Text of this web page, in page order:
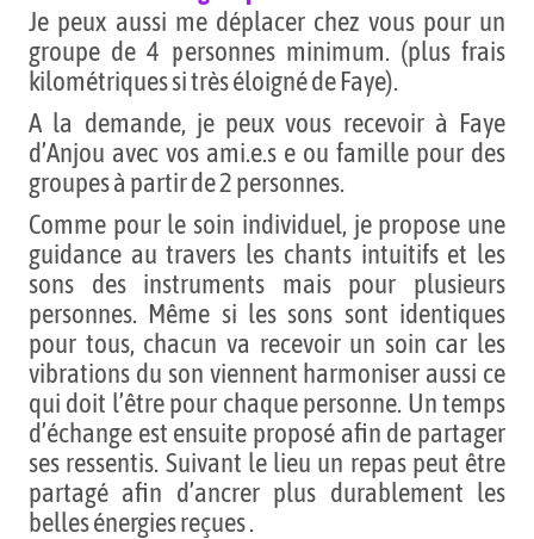
Je peux aussi me déplacer chez vous pour un
groupe de 4 personnes minimum. (plus frais
kilométriques si très éloigné de Faye).
A la demande, je peux vous recevoir à Faye
d’Anjou avec vos ami.e.s e ou famille pour des
groupes à partir de 2 personnes.
Comme pour le soin individuel, je propose une
guidance au travers les chants intuitifs et les
sons des instruments mais pour plusieurs
personnes. Même si les sons sont identiques
pour tous, chacun va recevoir un soin car les
vibrations du son viennent harmoniser aussi ce
qui doit l’être pour chaque personne. Un temps
d’échange est ensuite proposé afin de partager
ses ressentis. Suivant le lieu un repas peut être
partagé afin d’ancrer plus durablement les
belles énergies reçues .